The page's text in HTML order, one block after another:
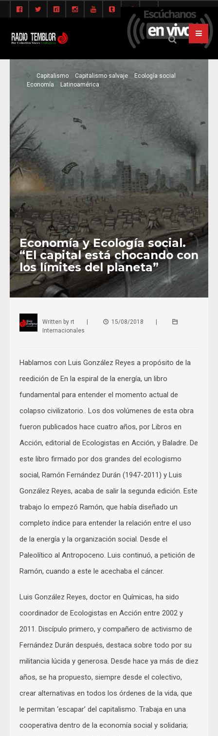
Capitalismo Capitalismo salvaje
Ecología social
Economía
Latinoamérica
Economía y Ecología social.
“El capital está chocando con
los límites del planeta”
Written by rt 15/08/2018
Internacionales
Hablamos con Luis González Reyes a propósito de la
reedición de En la espiral de la energía, un libro
fundamental para entender el momento actual de
colapso civilizatorio.. Los dos volúmenes de esta obra
fueron publicados hace cuatro años, por Libros en
Acción, editorial de Ecologistas en Acción, y Baladre. De
este libro firmado por dos grandes del ecologismo
social, Ramón Fernández Durán (1947-2011) y Luis
González Reyes, acaba de salir la segunda edición. Este
trabajo lo empezó Ramón, que había diseñado un
completo índice para entender la relación entre el uso
de la energía y la organización social. Desde el
Paleolítico al Antropoceno. Luis continuó, a petición de
Ramón, cuando a este le acechaba el cáncer.
Luis González Reyes, doctor en Químicas, ha sido
coordinador de Ecologistas en Acción entre 2002 y
2011. Discípulo primero, y compañero de activismo de
Fernández Durán después, destaca sobre todo por su
militancia lúcida y generosa. Desde hace ya más de diez
años, se ha propuesto, siempre desde el colectivo,
crear alternativas en todos los órdenes de la vida, que
le permitan ‘escapar’ del capitalismo. Trabaja en una
cooperativa dentro de la economía social y solidaria;